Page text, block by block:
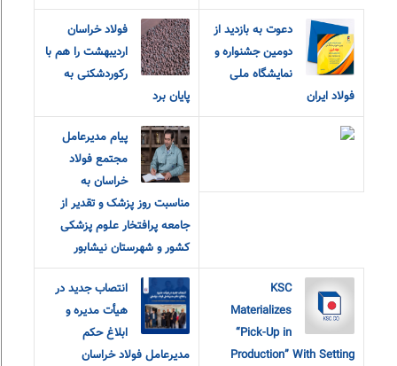
دعوت به بازدید از
دومین جشنواره و
نمایشگاه ملی
فولاد ایران
فولاد خراسان
اردیبهشت را هم با
رکوردشکنی به
پایان برد
پیام مدیرعامل
مجتمع فولاد
خراسان به
مناسبت روز پزشک و تقدیر از
جامعه پرافتخار علوم پزشکی
کشور و شهرستان نیشابور
KSC
Materializes
“Pick-Up in
Production” With Setting
انتصاب جدید در
هیأت مدیره و
ابلاغ حکم
مدیرعامل فولاد خراسان